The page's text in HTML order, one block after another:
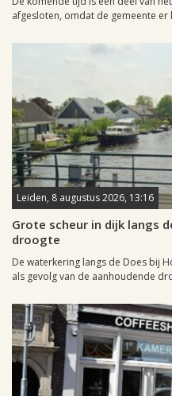
afgesloten, omdat de gemeente er
Leiden, 8 augustus 2026, 13:16
Grote scheur in dijk langs
droogte
De waterkering langs de Does bij
als gevolg van de aanhoudende